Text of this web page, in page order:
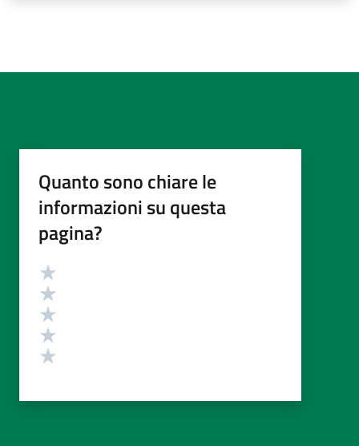
Quanto sono chiare le
informazioni su questa
pagina?
Valutazione